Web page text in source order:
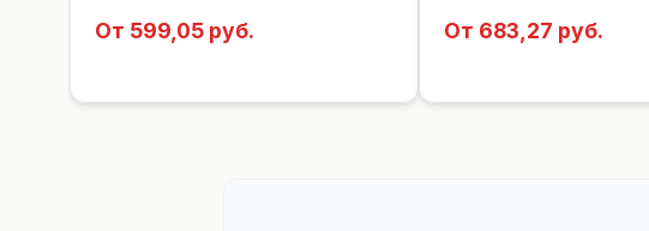
От 599,05 руб. От 683,27 руб.